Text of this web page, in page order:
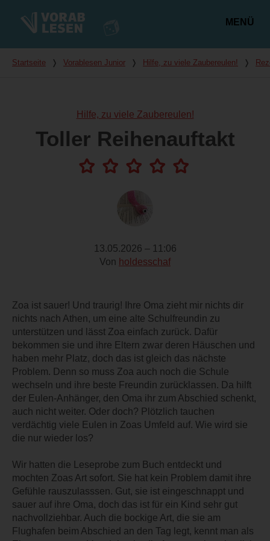
MENÜ
Du bist hier
Startseite ❭ Vorablesen Junior ❭ Hilfe, zu viele Zaubereulen! ❭
Hilfe, zu viele Zaubereulen!
Toller Reihenauftakt
13.05.2026 – 11:06
Von holdesschaf
Zoa ist sauer! Und traurig! Ihre Oma zieht mir nichts dir
nichts nach Athen, um eine alte Schulfreundin zu
unterstützen und lässt Zoa einfach zurück. Dafür
bekommen sie und ihre Eltern zwar deren Häuschen und
haben mehr Platz, doch das ist gleich das nächste
Problem. Denn so muss Zoa auch noch die Schule
wechseln und ihre beste Freundin zurücklassen. Da hilft
der Eulen-Anhänger, den Oma ihr zum Abschied schenkt,
auch nicht weiter. Oder doch? Plötzlich tauchen
verdächtig viele Eulen in Zoas Umfeld auf. Wie wird sie
die nur wieder los?
Wir hatten die Leseprobe zum Buch entdeckt und
mochten Zoas Art sofort. Sie hat kein Problem damit ihre
Gefühle rauszulasssen. Gut, sie ist eingeschnappt und
sauer auf ihre Oma, doch das ist für ein Kind sehr gut
nachvollziehbar. Auch die bockige Art, die sie am
Flughafen beim Abschied an den Tag legt, kennt man als